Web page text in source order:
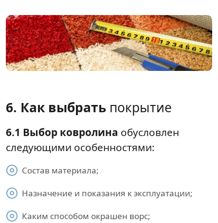
6. Как выбрать покрытие
6.1 Выбор ковролина обусловлен
следующими особенностями:
Состав материала;
Назначение и показания к эксплуатации;
Каким способом окрашен ворс;